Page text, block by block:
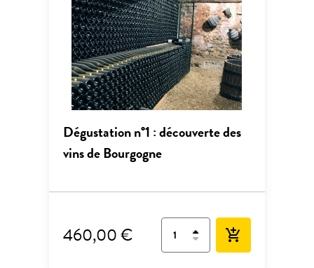
Dégustation n°1 : découverte des
vins de Bourgogne
460,00 € add_shopping_cart